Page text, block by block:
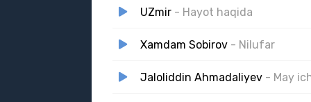
UZmir - Hayot haqida
Xamdam Sobirov - Nilufar
Jaloliddin Ahmadaliyev - May